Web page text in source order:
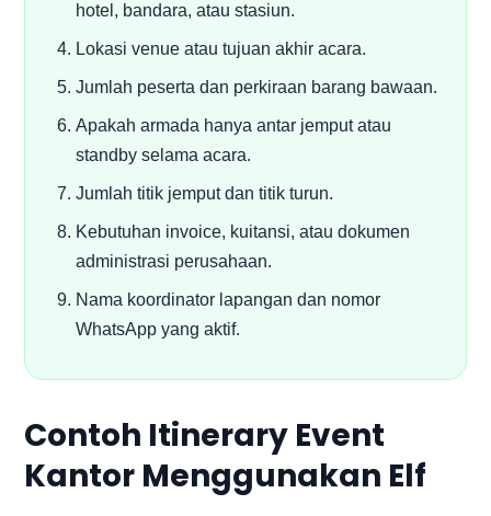
hotel, bandara, atau stasiun.
Lokasi venue atau tujuan akhir acara.
Jumlah peserta dan perkiraan barang bawaan.
Apakah armada hanya antar jemput atau
standby selama acara.
Jumlah titik jemput dan titik turun.
Kebutuhan invoice, kuitansi, atau dokumen
administrasi perusahaan.
Nama koordinator lapangan dan nomor
WhatsApp yang aktif.
Contoh Itinerary Event
Kantor Menggunakan Elf